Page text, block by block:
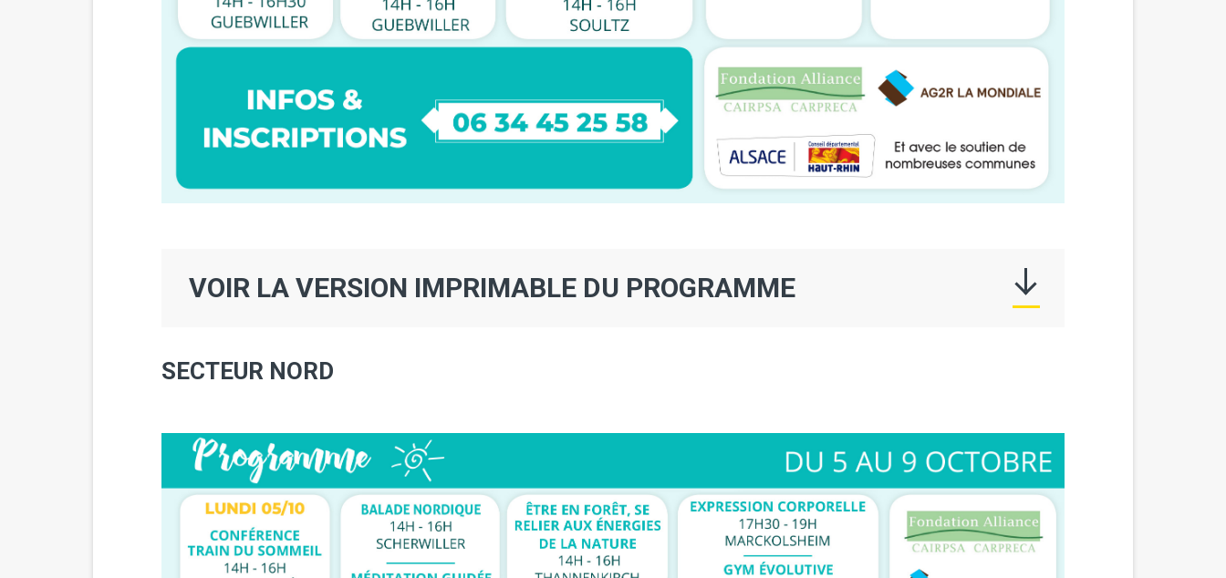
VOIR LA VERSION IMPRIMABLE DU PROGRAMME
SECTEUR NORD